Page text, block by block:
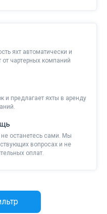
яхт автоматически и
чартерных компаний
и предлагает яхты в аренду
останетесь сами. Мы
вопросах и не
оплат.